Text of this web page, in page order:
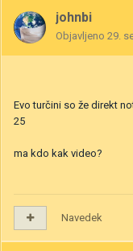
johnbi
Objavljeno 29.
Evo turčini so že direkt
25
ma kdo kak video?
Navedek